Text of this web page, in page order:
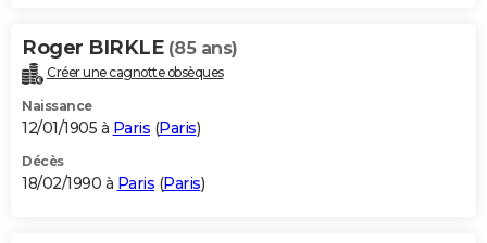
Roger BIRKLE (85 ans)
Créer une cagnotte obsèques
Naissance
12/01/1905 à Paris (Paris)
Décès
18/02/1990 à Paris (Paris)